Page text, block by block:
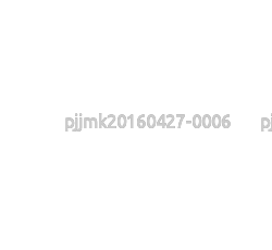
pjjmk20160427-0006